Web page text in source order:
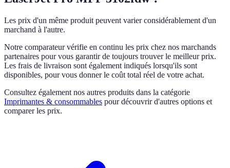
Les prix d'un même produit peuvent varier considérablement d'un
marchand à l'autre.
Notre comparateur vérifie en continu les prix chez nos marchands
partenaires pour vous garantir de toujours trouver le meilleur prix.
Les frais de livraison sont également indiqués lorsqu'ils sont
disponibles, pour vous donner le coût total réel de votre achat.
Consultez également nos autres produits dans la catégorie
Imprimantes & consommables pour découvrir d'autres options et
comparer les prix.